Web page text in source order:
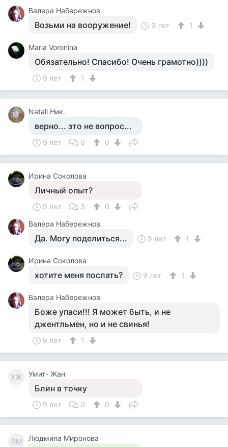
Валера Набережнов
Возьми на вооружение! 9 лет 1
Maria Voronina
Обязательно! Спасибо! Очень грамотно))))
9 лет 1
Natali Ник.
верно... это не вопрос...
9 лет 0 0
Ирина Соколова
Личный опыт?
9 лет 3
0
Валера Набережнов
Да. Могу поделиться... 9 лет 1
Ирина Соколова
хотите меня послать? 9 лет 1
Валера Набережнов
Боже упаси!!! Я может быть, и не
джентльмен, но и не свинья!
9 лет 1
УЖ Умит- Жан
Блин в точку
9 лет 0 0
ЛМ Людмила Миронова